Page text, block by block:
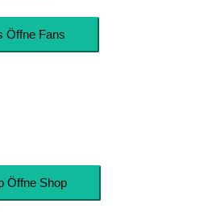
Öffne Fans
Öffne Shop